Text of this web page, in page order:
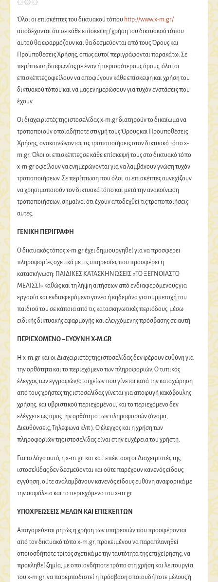
Όλοι οι επισκέπτες του δικτυακού τόπου http://www.x-m.gr/
αποδέχονται ότι σε κάθε επίσκεψη / χρήση του δικτυακού τόπου
αυτού θα εφαρμόζουν και θα δεσμεύονται από τους Όρους και
Προϋποθέσεις Χρήσης, όπως αυτοί περιγράφονται παρακάτω. Σε
περίπτωση διαφωνίας με έναν ή περισσότερους όρους, όλoι οι
επισκέπτες οφείλουν να αποφύγουν κάθε επίσκεψη και χρήση του
δικτυακού τόπου και να μας ενημερώσουν για τυχόν ενστάσεις που
έχουν.
Οι διαχειριστές της ιστοσελίδας x-m.gr διατηρούν το δικαίωμα να
τροποποιούν οποιαδήποτε στιγμή τους Όρους και Προϋποθέσεις
Χρήσης, ανακοινώνοντας τις τροποποιήσεις στον δικτυακό τόπο x-
m.gr. Όλοι οι επισκέπτες σε κάθε επίσκεψή τους στο δικτυακό τόπο
x-m.gr οφείλουν να ενημερώνονται για να λαμβάνουν γνώση τυχόν
τροποποιήσεων. Σε περίπτωση που όλοι οι επισκέπτες συνεχίζουν
να χρησιμοποιούν τον δικτυακό τόπο και μετά την ανακοίνωση
τροποποιήσεων, σημαίνει ότι έχουν αποδεχθεί τις τροποποιήσεις
αυτές.
ΓΕΝΙΚΗ ΠΕΡΙΓΡΑΦΗ
Ο δικτυακός τόπος x-m.gr έχει δημιουργηθεί για να προσφέρει
πληροφορίες σχετικά με τις υπηρεσίες που προσφέρει η
κατασκήνωση: ΠΑΙΔΙΚΕΣ ΚΑΤΑΣΚΗΝΩΣΕΙΣ «ΤΟ ΞΕΓΝΟΙΑΣΤΟ
ΜΕΛΙΣΣΙ» καθώς και τη λήψη αιτήσεων από ενδιαφερόμενους για
εργασία και ενδιαφερόμενο γονέα ή κηδεμόνα για συμμετοχή του
παιδιού του σε κάποια από τις κατασκηνωτικές περιόδους μέσω
ειδικής δικτυακής εφαρμογής και ελεγχόμενης πρόσβασης σε αυτή
ΠΕΡΙΕΧΟΜΕΝΟ – ΕΥΘΥΝΗ Χ-Μ.GR
Η x-m.gr και οι Διαχειριστές της ιστοσελίδας δεν φέρουν ευθύνη για
την ορθότητα και το περιεχόμενο των πληροφοριών. Ο τυπικός
έλεγχος των εγγραφών/στοιχείων που γίνεται κατά την καταχώρηση
από τους χρήστες της ιστοσελίδας γίνεται για αποφυγή κακόβουλης
χρήσης, και υβριστικού περιεχομένου, και το περιεχόμενο δεν
ελέγχετε ως προς την ορθότητα των πληροφοριών (όνομα,
Διευθύνσεις, Τηλέφωνα κλπ ). Ο έλεγχος και η χρήση των
πληροφοριών της ιστοσελίδας είναι στην ευχέρεια του χρήστη.
Για το λόγο αυτό, η x-m.gr και κατ’ επέκταση οι Διαχειριστές της
ιστοσελίδας δεν δεσμεύονται και ούτε παρέχουν κανενός είδους
εγγύηση, ούτε αναλαμβάνουν κανενός είδους ευθύνη αναφορικά με
την ασφάλεια και το περιεχόμενο του x-m.gr
ΥΠΟΧΡΕΩΣΕΙΣ ΜΕΛΩΝ ΚΑΙ ΕΠΙΣΚΕΠΤΩΝ
Απαγορεύεται ρητώς η χρήση των υπηρεσιών που προσφέρονται
από τον δικτυακό τόπο x-m.gr, προκειμένου να παραπλανηθεί
οποιοσδήποτε τρίτος σχετικά με την ταυτότητα της επιχείρησης, να
προκληθεί ζημία, με οποιονδήποτε τρόπο στη χρήση και λειτουργία
του x-m.gr, να παρεμποδιστεί η πρόσβαση οποιουδήποτε μέλους ή